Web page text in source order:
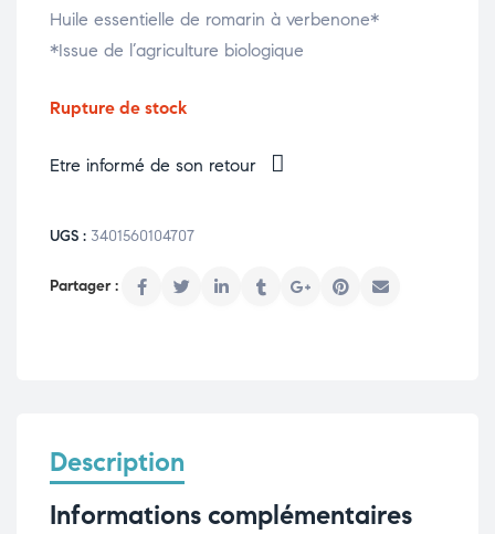
Huile essentielle de romarin à verbenone*
*Issue de l’agriculture biologique
Rupture de stock
Etre informé de son retour
UGS : 3401560104707
Description
Informations complémentaires